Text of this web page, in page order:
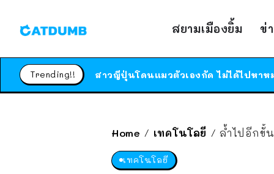
สยามเมืองยิ้ม ข่
Trending!!
Home / เทคโนโลยี / ล้ำไปอีกขั้
เทคโนโลยี